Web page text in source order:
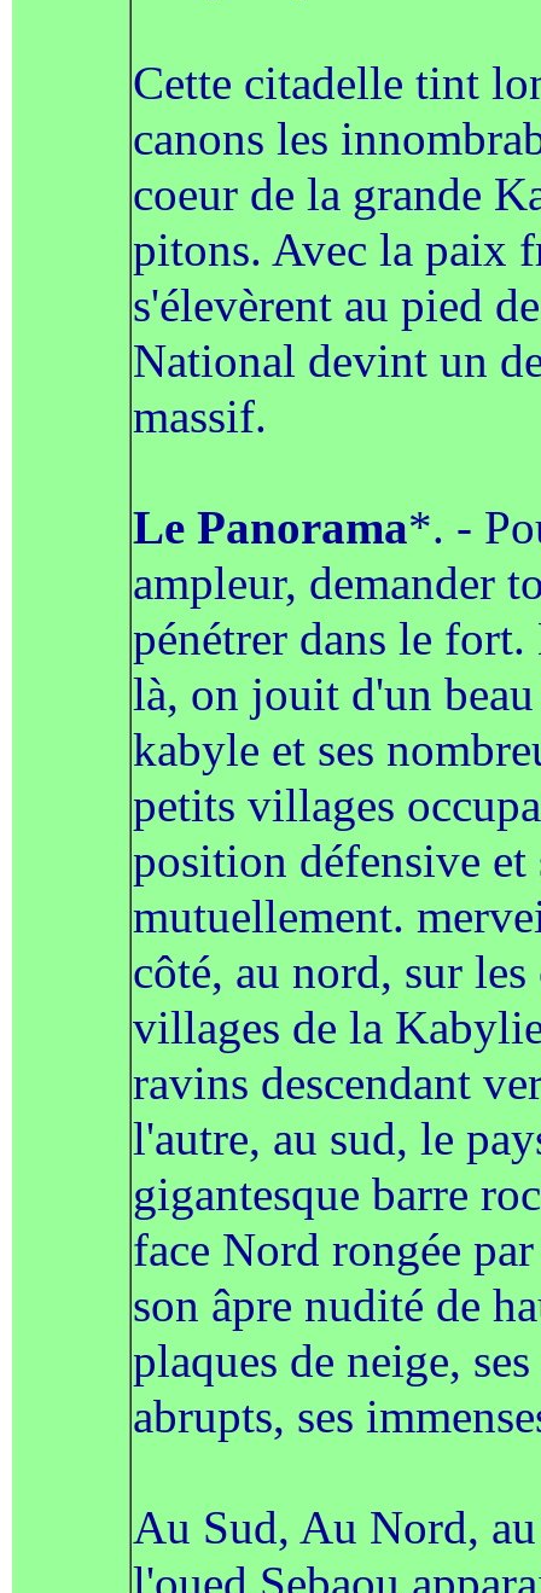
Cette citadelle tint
canons les
coeur de la grande
pitons. Avec la paix
s'élevèrent au pied
National devint un
massif.
Le Panorama*. -
ampleur, demander
pénétrer dans le
là, on jouit d'un
kabyle et ses
petits villages
position défensive
mutuellement.
côté, au nord, sur
villages de la
ravins descendant
l'autre, au sud, le
gigantesque barre
face Nord rongée
son âpre nudité de
plaques de neige,
abrupts, ses
Au Sud, Au Nord,